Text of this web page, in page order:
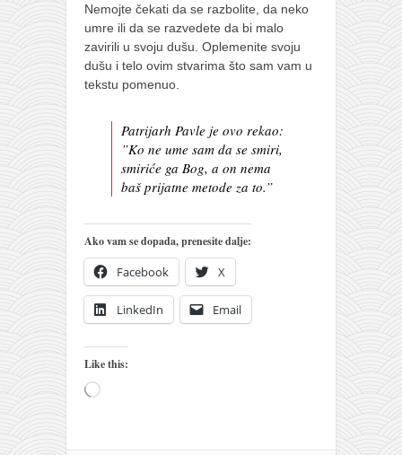
Nemojte čekati da se razbolite, da neko
umre ili da se razvedete da bi malo
zavirili u svoju dušu. Oplemenite svoju
dušu i telo ovim stvarima što sam vam u
tekstu pomenuo.
Patrijarh Pavle je ovo rekao:
”Ko ne ume sam da se smiri,
smiriće ga Bog, a on nema
baš prijatne metode za to.”
Ako vam se dopada, prenesite dalje:
Facebook X
LinkedIn Email
Like this:
Loading…